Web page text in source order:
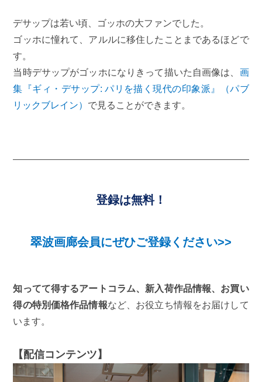
デサップは若い頃、ゴッホの大ファンでした。
ゴッホに憧れて、アルルに移住したことまであるほどで
す。
当時デサップがゴッホになりきって描いた自画像は、 画
集『ギィ・デサップ: パリを描く現代の印象派』（パブ
リックブレイン） で見ることができます。
登録は無料！
翠波画廊会員にぜひご登録ください>>
知ってて得するアートコラム、新入荷作品情報、お買い
得の特別価格作品情報など、お役立ち情報をお届けして
います。
【配信コンテンツ】